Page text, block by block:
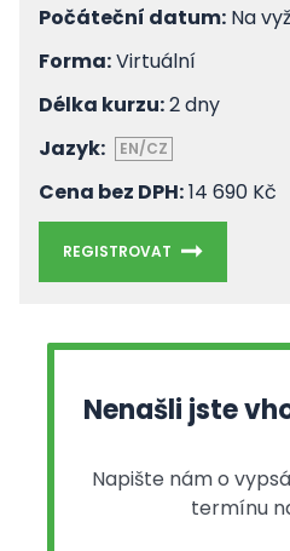
Počáteční datum: Na
Forma:Virtuální
Délka kurzu:2 dny
Jazyk:
EN/CZ
Cena bez DPH:14 690 Kč
REGISTROVAT
Nenašli jste
Napište nám o
termínu